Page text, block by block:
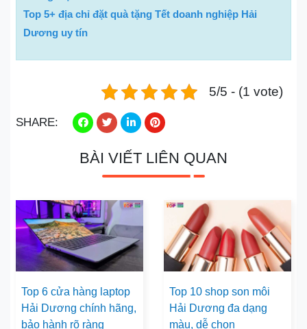
Top 5+ địa chỉ đặt quà tặng Tết doanh nghiệp Hải
Dương uy tín
5/5 - (1 vote)
SHARE:
BÀI VIẾT LIÊN QUAN
Top 6 cửa hàng laptop
Hải Dương chính hãng,
bảo hành rõ ràng
Top 10 shop son môi
Hải Dương đa dạng
màu, dễ chọn